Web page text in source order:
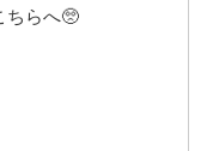
ちらへ🥺